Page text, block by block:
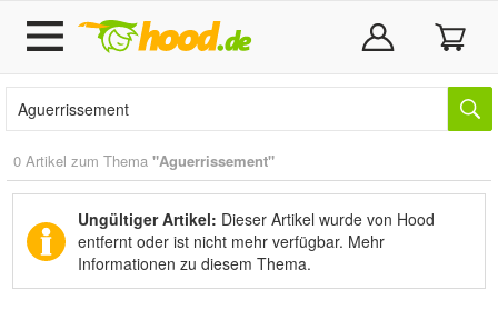
0 Artikel zum Thema "Aguerrissement"
Ungültiger Artikel: Dieser Artikel wurde von Hood
entfernt oder ist nicht mehr verfügbar. Mehr
Informationen zu diesem Thema.